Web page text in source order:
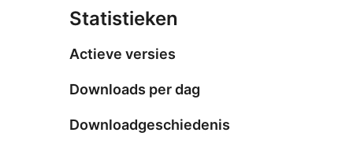
Statistieken
Actieve versies
Downloads per dag
Downloadgeschiedenis